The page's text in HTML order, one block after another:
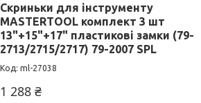
Скриньки для інструменту
MASTERTOOL комплект 3 шт
13"+15"+17" пластикові замки (79-
2713/2715/2717) 79-2007 SPL
ml-27038
1 288 ₴